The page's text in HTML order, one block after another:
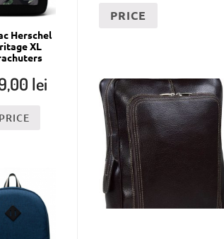
PRICE
Herschel
XL
lei
PRICE